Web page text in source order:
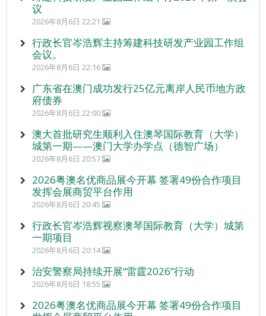
议
2026年8月6日 22:21
行政长官岑浩辉主持筹建科技研发产业园工作组
会议。
2026年8月6日 22:16
广东省在澳门成功发行25亿元离岸人民币地方政
府债券
2026年8月6日 22:00
澳大首批研究生顺利入住澳琴国际教育（大学）
城第一期——澳门大学办学点（德智广场）
2026年8月6日 20:57
2026粤澳名优商品展今开幕 签署49份合作项目
发挥会展商贸平台作用
2026年8月6日 20:45
行政长官岑浩辉视察澳琴国际教育（大学）城第
一期项目
2026年8月6日 20:14
治安警察局持续开展“雷霆2026”行动
2026年8月6日 18:55
2026粤澳名优商品展今开幕 签署49份合作项目